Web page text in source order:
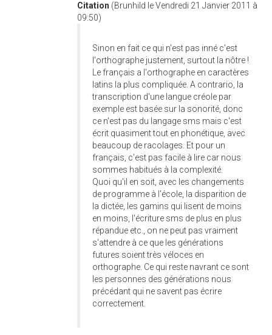
Citation (Brunhild le Vendredi 21 Janvier 2011 à
09:50)
Sinon en fait ce qui n'est pas inné c'est
l'orthographe justement, surtout la nôtre !
Le français a l'orthographe en caractères
latins la plus compliquée. A contrario, la
transcription d'une langue créole par
exemple est basée sur la sonorité, donc
ce n'est pas du langage sms mais c'est
écrit quasiment tout en phonétique, avec
beaucoup de racolages. Et pour un
français, c'est pas facile à lire car nous
sommes habitués à la complexité.
Quoi qu'il en soit, avec les changements
de programme à l'école, la disparition de
la dictée, les gamins qui lisent de moins
en moins, l'écriture sms de plus en plus
répandue etc., on ne peut pas vraiment
s'attendre à ce que les générations
futures soient très véloces en
orthographe. Ce qui reste navrant ce sont
les personnes des générations nous
précédant qui ne savent pas écrire
correctement.